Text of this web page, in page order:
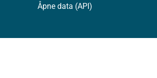
Åpne data (API)